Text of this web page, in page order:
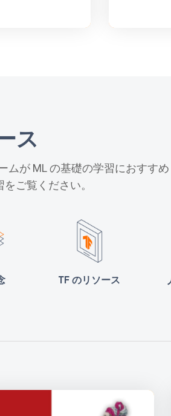
ス
ムが ML の基礎の学習におすすめ
ご覧ください。
TF のリソース